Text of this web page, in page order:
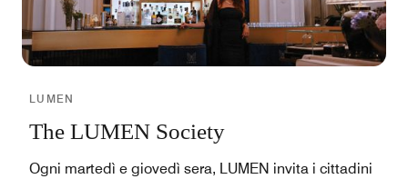
LUMEN
The LUMEN Society
Ogni martedì e giovedì sera, LUMEN invita i cittadini